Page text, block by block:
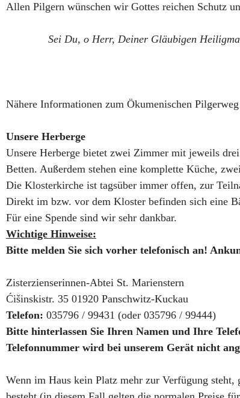
Allen Pilgern wünschen wir Gottes reichen Schutz
Sei Du, o Herr, Deiner Gläubigen
Nähere Informationen zum Ökumenischen
Unsere Herberge
Unsere Herberge bietet zwei Zimmer mit jeweils
Betten. Außerdem stehen eine komplette Küche,
Die Klosterkirche ist tagsüber immer offen, zur
Direkt im bzw. vor dem Kloster befinden sich eine
Für eine Spende sind wir sehr dankbar.
Wichtige Hinweise:
Bitte melden Sie sich vorher telefonisch an!
Zisterzienserinnen-Abtei St. Marienstern
Ćišinskistr. 35 01920 Panschwitz-Kuckau
Telefon: 035796 / 99431 (oder 035796 / 99444)
Bitte hinterlassen Sie Ihren Namen und Ihre
Telefonnummer wird bei unserem Gerät nicht
Wenn im Haus kein Platz mehr zur Verfügung